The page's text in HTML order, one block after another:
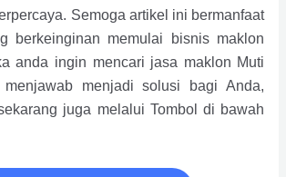
Semoga artikel ini bermanfaat
berkeinginan memulai bisnis maklon
anda ingin mencari jasa maklon Muti
menjadi solusi bagi Anda,
juga melalui Tombol di bawah